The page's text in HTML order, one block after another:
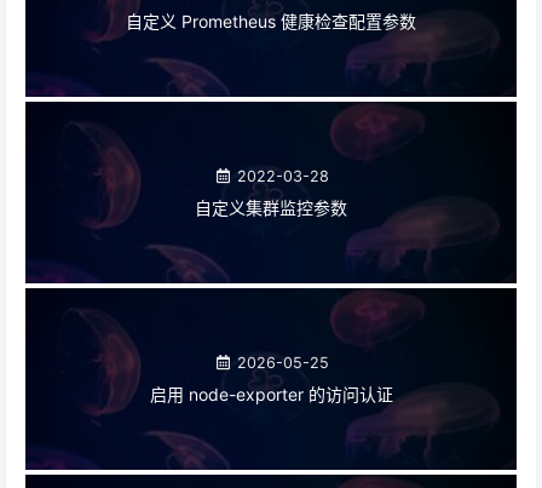
自定义 Prometheus 健康检查配置参数
2022-03-28
自定义集群监控参数
2026-05-25
启用 node-exporter 的访问认证